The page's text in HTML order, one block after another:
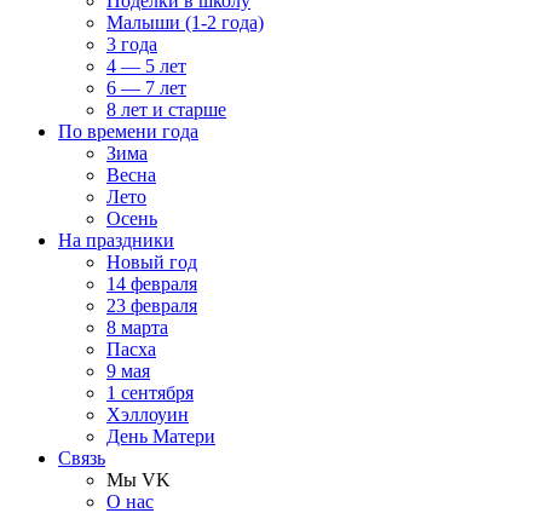
Малыши (1-2 года)
3 года
4 — 5 лет
6 — 7 лет
8 лет и старше
По времени года
Зима
Весна
Лето
Осень
На праздники
Новый год
14 февраля
23 февраля
8 марта
Пасха
9 мая
1 сентября
Хэллоуин
День Матери
Связь
Мы VK
О нас